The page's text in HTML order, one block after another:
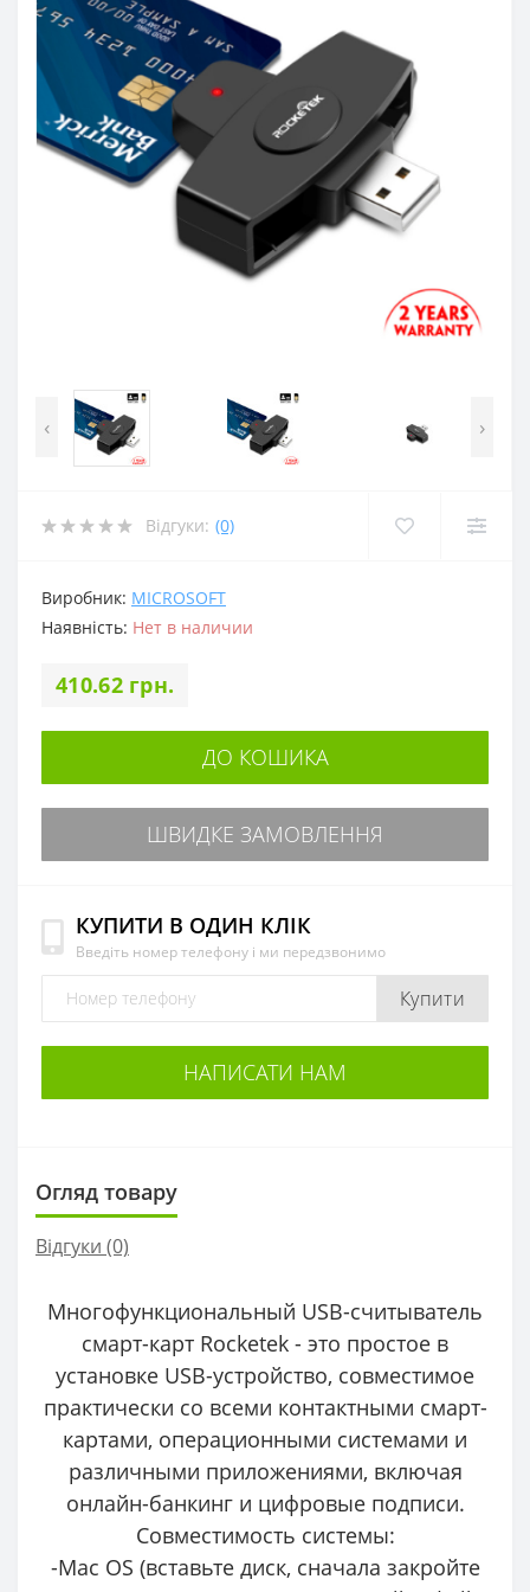
‹ ›
Відгуки: (0)
Виробник: MICROSOFT
Наявність: Нет в наличии
410.62 грн.
ДО КОШИКА
ШВИДКЕ ЗАМОВЛЕННЯ
КУПИТИ В ОДИН КЛІК
Введіть номер телефону і ми передзвонимо
Купити
НАПИСАТИ НАМ
Огляд товару
Відгуки (0)
Многофункциональный USB-считыватель
смарт-карт Rocketek - это простое в
установке USB-устройство, совместимое
практически со всеми контактными смарт-
картами, операционными системами и
различными приложениями, включая
онлайн-банкинг и цифровые подписи.
Совместимость системы:
-Mac OS (вставьте диск, сначала закройте